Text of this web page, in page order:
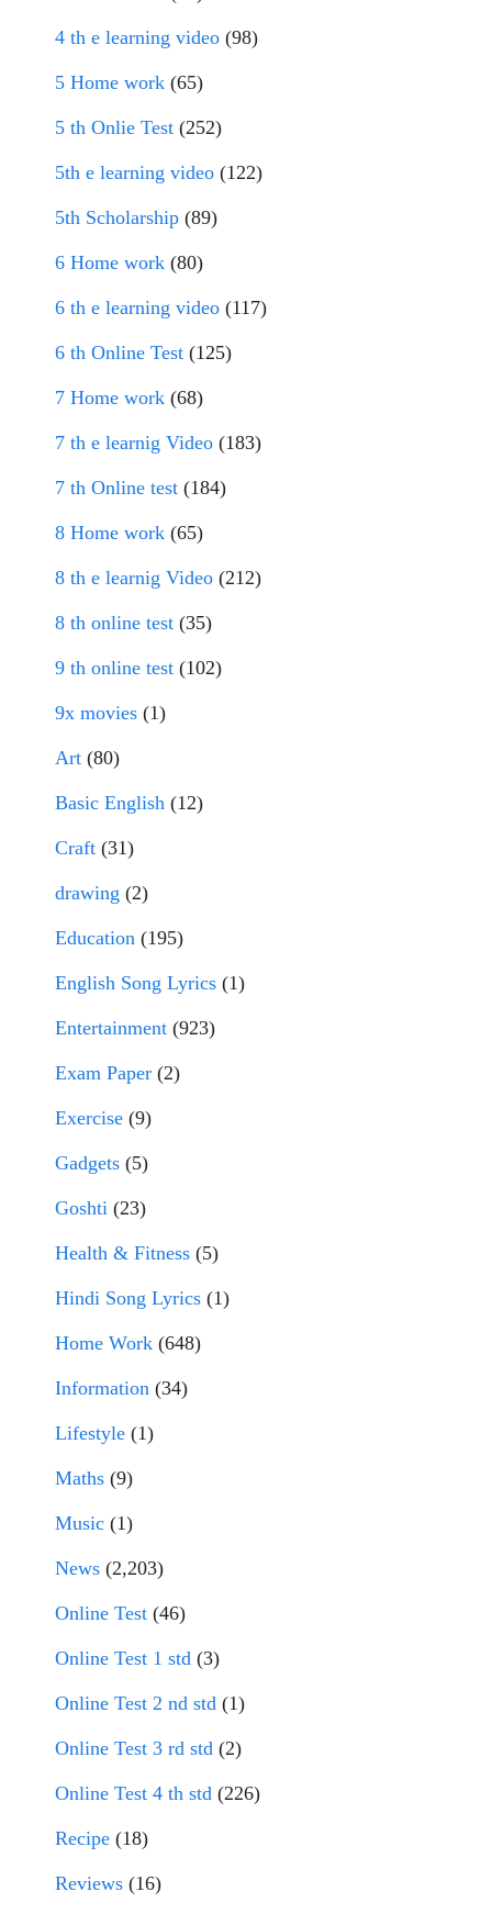
4 th e learning video (98)
5 Home work (65)
5 th Onlie Test (252)
5th e learning video (122)
5th Scholarship (89)
6 Home work (80)
6 th e learning video (117)
6 th Online Test (125)
7 Home work (68)
7 th e learnig Video (183)
7 th Online test (184)
8 Home work (65)
8 th e learnig Video (212)
8 th online test (35)
9 th online test (102)
9x movies (1)
Art (80)
Basic English (12)
Craft (31)
drawing (2)
Education (195)
English Song Lyrics (1)
Entertainment (923)
Exam Paper (2)
Exercise (9)
Gadgets (5)
Goshti (23)
Health & Fitness (5)
Hindi Song Lyrics (1)
Home Work (648)
Information (34)
Lifestyle (1)
Maths (9)
Music (1)
News (2,203)
Online Test (46)
Online Test 1 std (3)
Online Test 2 nd std (1)
Online Test 3 rd std (2)
Online Test 4 th std (226)
Recipe (18)
Reviews (16)